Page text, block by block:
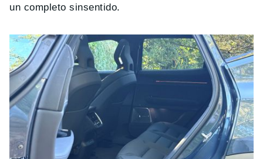
un completo sinsentido.